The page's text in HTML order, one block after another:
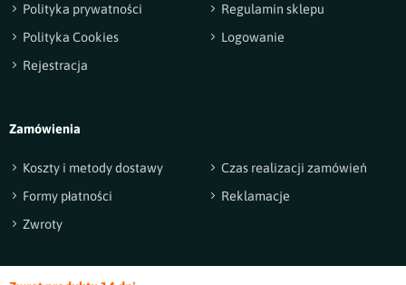
Polityka prywatności
Regulamin sklepu
Polityka Cookies
Logowanie
Rejestracja
Zamówienia
Koszty i metody dostawy
Czas realizacji zamówień
Formy płatności
Reklamacje
Zwroty